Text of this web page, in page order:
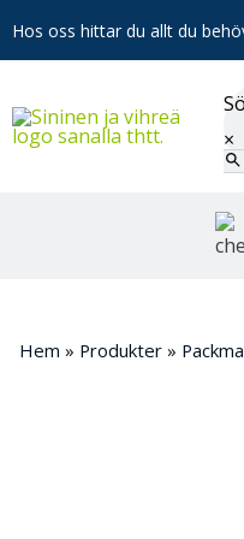
Hos oss hittar du allt du
×
Hem » Produkter »